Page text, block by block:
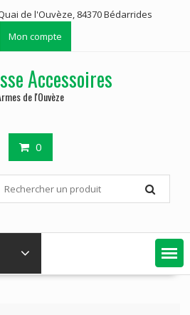
de l'Ouvèze, 84370 Bédarrides
Mon compte
Accessoires
de l'Ouvèze
0